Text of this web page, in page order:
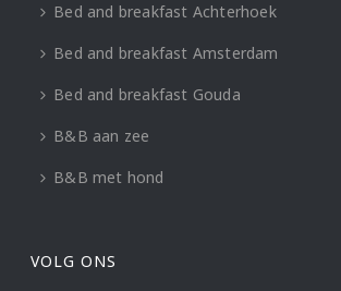
Bed and breakfast Achterhoek
Bed and breakfast Amsterdam
Bed and breakfast Gouda
B&B aan zee
B&B met hond
VOLG ONS